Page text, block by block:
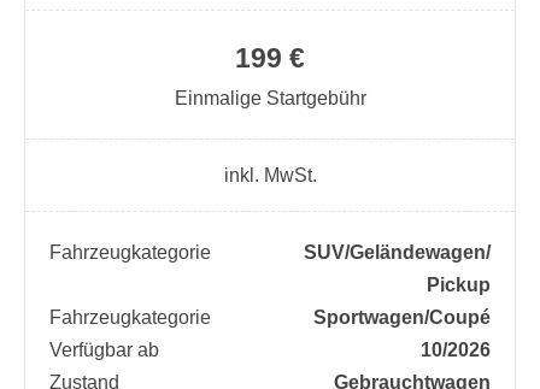
199 €
Einmalige Startgebühr
inkl. MwSt.
Fahrzeugkategorie
SUV/​Geländewagen/​
Pickup
Fahrzeugkategorie
Sportwagen/​Coupé
Verfügbar ab
10/2026
Zustand
Gebrauchtwagen